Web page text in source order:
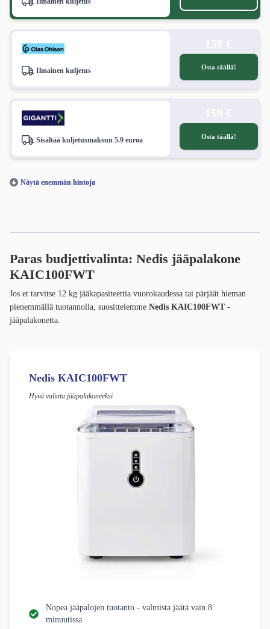
Ilmainen kuljetus Osta täällä!
Sisältää kuljetusmaksun 5.9 euroa Osta täällä!
Näytä enemmän hintoja
Paras budjettivalinta: Nedis jääpalakone
KAIC100FWT
Jos et tarvitse 12 kg jääkapasiteettia vuorokaudessa tai pärjäät hieman
pienemmällä tuotannolla, suosittelemme Nedis KAIC100FWT-
jääpalakonetta.
Nedis KAIC100FWT
Hyvä valinta jääpalakoneeksi
Nopea jääpalojen tuotanto - valmista jäätä vain 8
minuutissa